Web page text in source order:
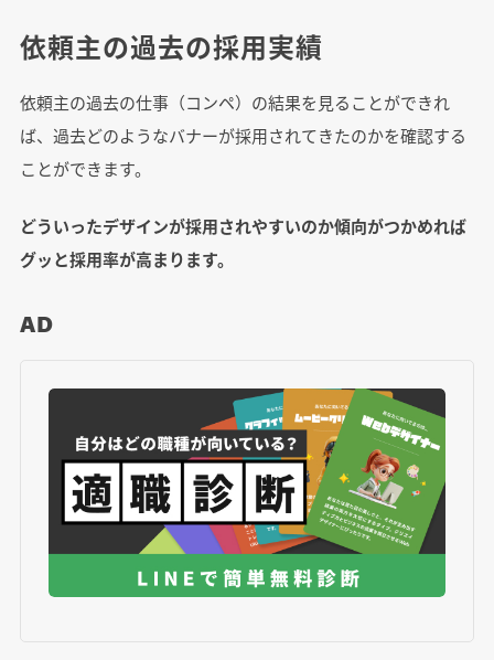
依頼主の過去の採用実績
依頼主の過去の仕事（コンペ）の結果を見ることができれ
ば、過去どのようなバナーが採用されてきたのかを確認する
ことができます。
どういったデザインが採用されやすいのか傾向がつかめれば
グッと採用率が高まります。
AD